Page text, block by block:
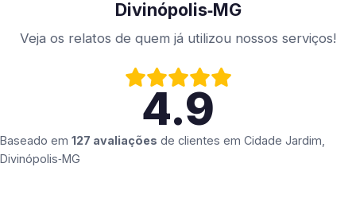
Divinópolis‑MG
Veja os relatos de quem já utilizou nossos serviços!
4.9
Baseado em 127 avaliações de clientes em Cidade Jardim,
Divinópolis‑MG